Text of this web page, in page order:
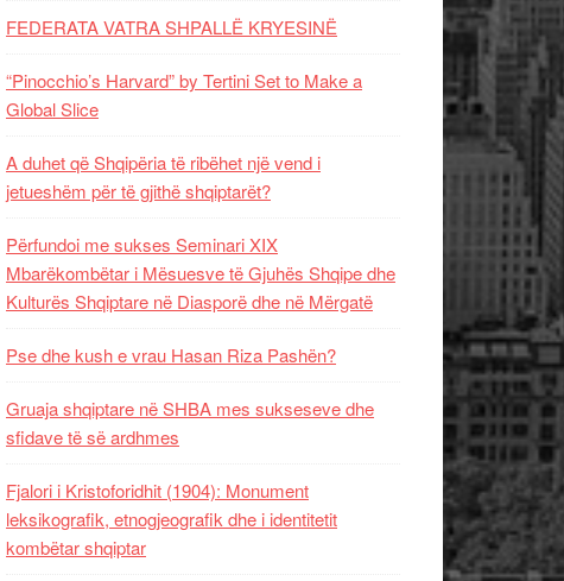
FEDERATA VATRA SHPALLË KRYESINË
“Pinocchio’s Harvard” by Tertini Set to Make a
Global Slice
A duhet që Shqipëria të ribëhet një vend i
jetueshëm për të gjithë shqiptarët?
Përfundoi me sukses Seminari XIX
Mbarëkombëtar i Mësuesve të Gjuhës Shqipe dhe
Kulturës Shqiptare në Diasporë dhe në Mërgatë
Pse dhe kush e vrau Hasan Riza Pashën?
Gruaja shqiptare në SHBA mes sukseseve dhe
sfidave të së ardhmes
Fjalori i Kristoforidhit (1904): Monument
leksikografik, etnogjeografik dhe i identitetit
kombëtar shqiptar